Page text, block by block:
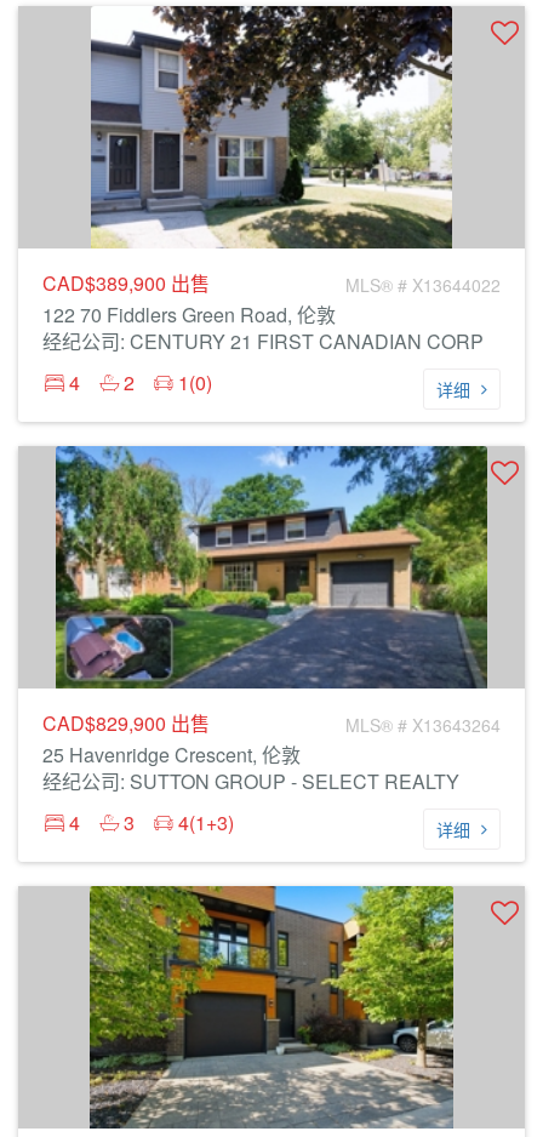
CAD$389,900 出售 MLS® # X13644022
122 70 Fiddlers Green Road, 伦敦
经纪公司: CENTURY 21 FIRST CANADIAN CORP
4
2 1(0) 详细
CAD$829,900 出售 MLS® # X13643264
25 Havenridge Crescent, 伦敦
经纪公司: SUTTON GROUP - SELECT REALTY
4
3 4(1+3) 详细